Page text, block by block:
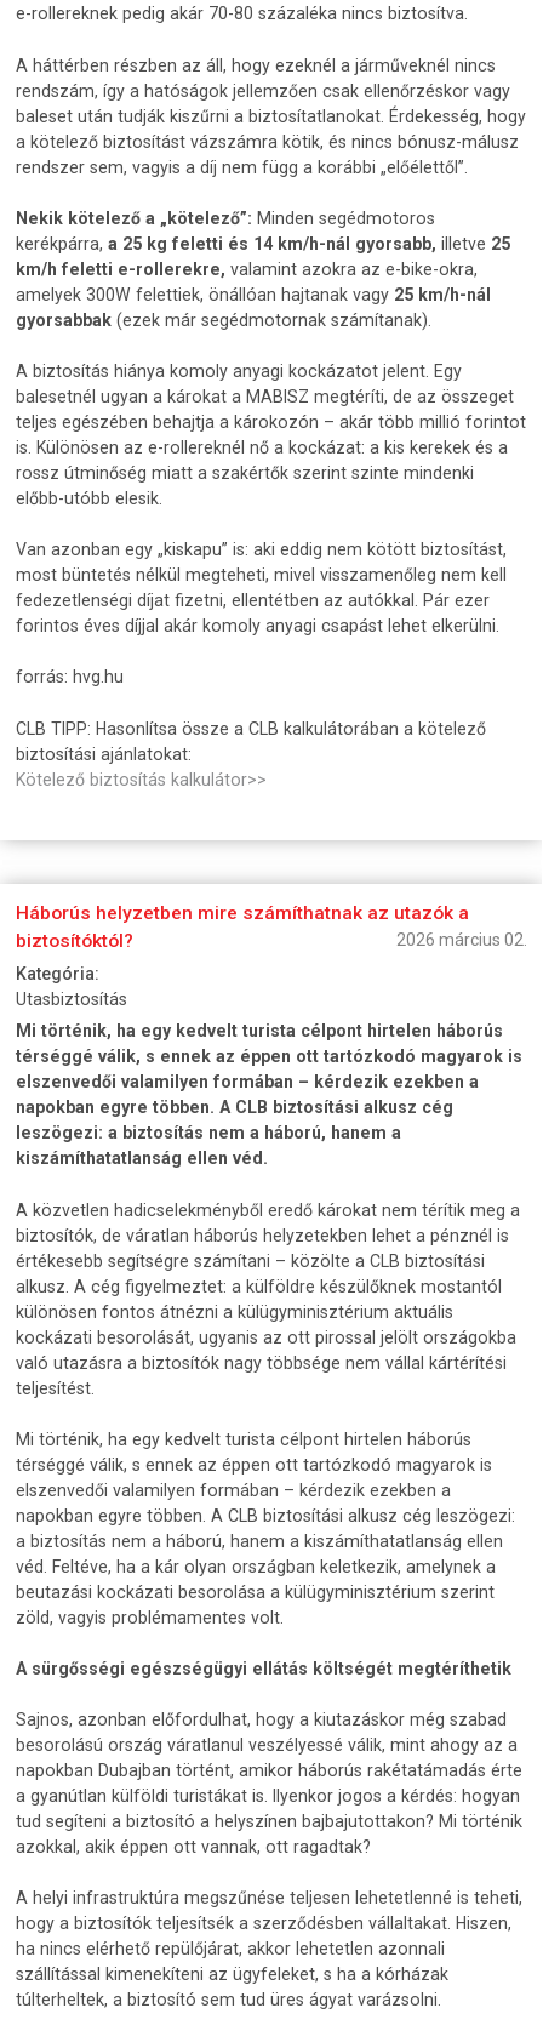
e-rollereknek pedig akár 70-80 százaléka nincs biztosítva.
A háttérben részben az áll, hogy ezeknél a járműveknél nincs
rendszám, így a hatóságok jellemzően csak ellenőrzéskor vagy
baleset után tudják kiszűrni a biztosítatlanokat. Érdekesség, hogy
a kötelező biztosítást vázszámra kötik, és nincs bónusz-málusz
rendszer sem, vagyis a díj nem függ a korábbi „előélettől”.
Nekik kötelező a „kötelező”: Minden segédmotoros
kerékpárra,a 25 kg feletti és 14 km/h-nál gyorsabb, illetve 25
km/h feletti e-rollerekre, valamint azokra az e-bike-okra,
amelyek 300W felettiek, önállóan hajtanak vagy 25 km/h-nál
gyorsabbak(ezek már segédmotornak számítanak).
A biztosítás hiánya komoly anyagi kockázatot jelent. Egy
balesetnél ugyan a károkat a MABISZ megtéríti, de az összeget
teljes egészében behajtja a károkozón – akár több millió forintot
is. Különösen az e-rollereknél nő a kockázat: a kis kerekek és a
rossz útminőség miatt a szakértők szerint szinte mindenki
előbb-utóbb elesik.
Van azonban egy „kiskapu” is: aki eddig nem kötött biztosítást,
most büntetés nélkül megteheti, mivel visszamenőleg nem kell
fedezetlenségi díjat fizetni, ellentétben az autókkal. Pár ezer
forintos éves díjjal akár komoly anyagi csapást lehet elkerülni.
forrás: hvg.hu
CLB TIPP: Hasonlítsa össze a CLB kalkulátorában a kötelező
biztosítási ajánlatokat:
Kötelező biztosítás kalkulátor>>
Háborús helyzetben mire számíthatnak az utazók a
biztosítóktól?
2026 március 02.
Kategória:
Utasbiztosítás
Mi történik, ha egy kedvelt turista célpont hirtelen háborús
térséggé válik, s ennek az éppen ott tartózkodó magyarok is
elszenvedői valamilyen formában – kérdezik ezekben a
napokban egyre többen. A CLB biztosítási alkusz cég
leszögezi: a biztosítás nem a háború, hanem a
kiszámíthatatlanság ellen véd.
A közvetlen hadicselekményből eredő károkat nem térítik meg a
biztosítók, de váratlan háborús helyzetekben lehet a pénznél is
értékesebb segítségre számítani – közölte a CLB biztosítási
alkusz. A cég figyelmeztet: a külföldre készülőknek mostantól
különösen fontos átnézni a külügyminisztérium aktuális
kockázati besorolását, ugyanis az ott pirossal jelölt országokba
való utazásra a biztosítók nagy többsége nem vállal kártérítési
teljesítést.
Mi történik, ha egy kedvelt turista célpont hirtelen háborús
térséggé válik, s ennek az éppen ott tartózkodó magyarok is
elszenvedői valamilyen formában – kérdezik ezekben a
napokban egyre többen. A CLB biztosítási alkusz cég leszögezi:
a biztosítás nem a háború, hanem a kiszámíthatatlanság ellen
véd. Feltéve, ha a kár olyan országban keletkezik, amelynek a
beutazási kockázati besorolása a külügyminisztérium szerint
zöld, vagyis problémamentes volt.
A sürgősségi egészségügyi ellátás költségét megtéríthetik
Sajnos, azonban előfordulhat, hogy a kiutazáskor még szabad
besorolású ország váratlanul veszélyessé válik, mint ahogy az a
napokban Dubajban történt, amikor háborús rakétatámadás érte
a gyanútlan külföldi turistákat is. Ilyenkor jogos a kérdés: hogyan
tud segíteni a biztosító a helyszínen bajbajutottakon? Mi történik
azokkal, akik éppen ott vannak, ott ragadtak?
A helyi infrastruktúra megszűnése teljesen lehetetlenné is teheti,
hogy a biztosítók teljesítsék a szerződésben vállaltakat. Hiszen,
ha nincs elérhető repülőjárat, akkor lehetetlen azonnali
szállítással kimenekíteni az ügyfeleket, s ha a kórházak
túlterheltek, a biztosító sem tud üres ágyat varázsolni.